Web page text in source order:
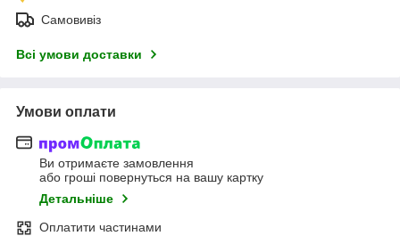
Самовивіз
Всі умови доставки
Умови оплати
Ви отримаєте замовлення
або гроші повернуться на вашу картку
Детальніше
Оплатити частинами